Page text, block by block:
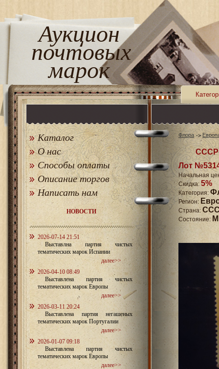
Аукцион
почтовых
марок
Каталог
О нас
Способы оплаты
Описание торгов
Написать нам
НОВОСТИ
2026-07-14 21:51
Выставлна партия чистых
тематических марок Испании
далее>>
2026-04-10 08:49
Выставлена партия чистых
тематических марок Европы
далее>>
2026-03-11 20:24
Выставлена партия негашеных
тематических марок Португалии
далее>>
2026-01-07 09:18
Выставлена партия чистых
тематических марок Европы
далее>>
Флора
СССР
Лот
Начальная
Скидка: 5%
Категория:
Регион:
Страна:
Состояние: